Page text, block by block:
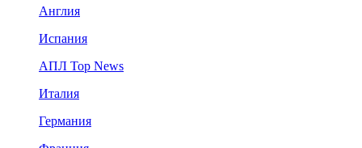
Англия
Испания
АПЛ Top News
Италия
Германия